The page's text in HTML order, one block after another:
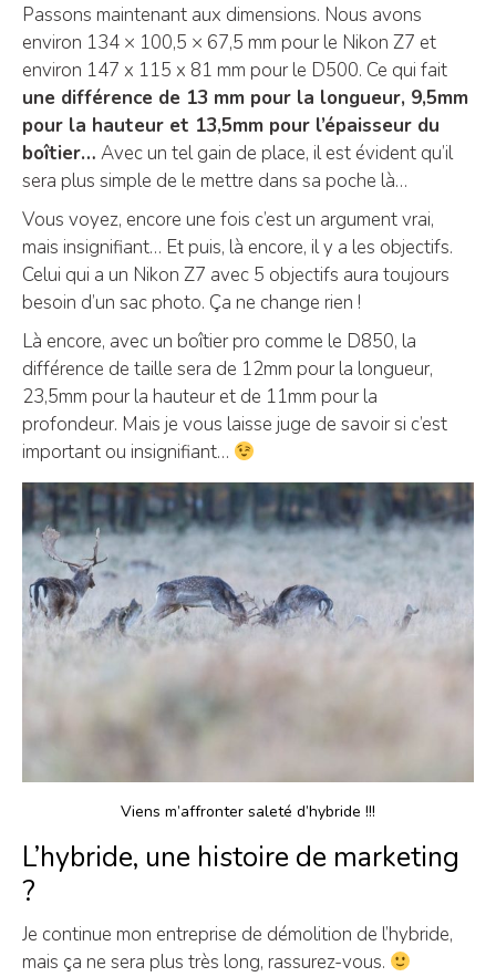
Passons maintenant aux dimensions. Nous avons
environ 134 × 100,5 × 67,5 mm pour le Nikon Z7 et
environ 147 x 115 x 81 mm pour le D500. Ce qui fait
une différence de 13 mm pour la longueur, 9,5mm
pour la hauteur et 13,5mm pour l’épaisseur du
boîtier… Avec un tel gain de place, il est évident qu’il
sera plus simple de le mettre dans sa poche là…
Vous voyez, encore une fois c’est un argument vrai,
mais insignifiant… Et puis, là encore, il y a les objectifs.
Celui qui a un Nikon Z7 avec 5 objectifs aura toujours
besoin d’un sac photo. Ça ne change rien !
Là encore, avec un boîtier pro comme le D850, la
différence de taille sera de 12mm pour la longueur,
23,5mm pour la hauteur et de 11mm pour la
profondeur. Mais je vous laisse juge de savoir si c’est
important ou insignifiant…
Viens m’affronter saleté d’hybride !!!
L’hybride, une histoire de marketing
?
Je continue mon entreprise de démolition de l’hybride,
mais ça ne sera plus très long, rassurez-vous.